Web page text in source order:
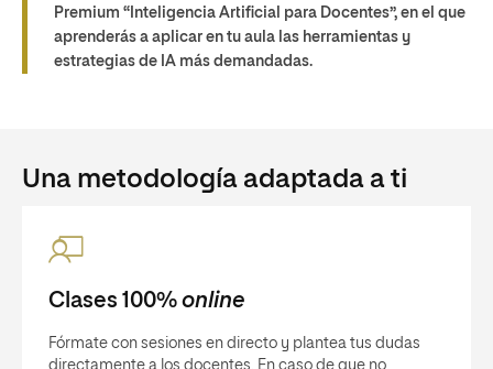
Premium “Inteligencia Artificial para Docentes”, en el que
aprenderás a aplicar en tu aula las herramientas y
estrategias de IA más demandadas.
Una metodología adaptada a ti
Clases 100% online
Fórmate con sesiones en directo y plantea tus dudas
directamente a los docentes. En caso de que no